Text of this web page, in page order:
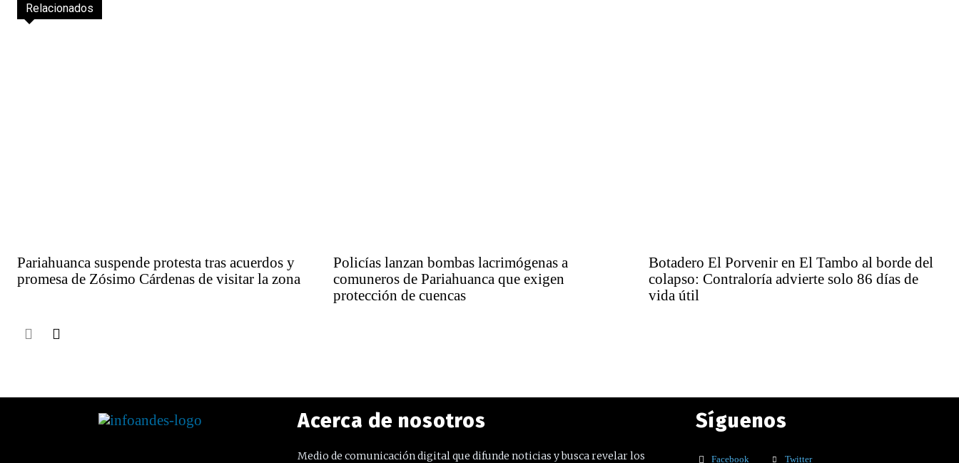
Relacionados
Pariahuanca suspende protesta tras acuerdos y
promesa de Zósimo Cárdenas de visitar la zona
Policías lanzan bombas lacrimógenas a
comuneros de Pariahuanca que exigen
protección de cuencas
Botadero El Porvenir en El Tambo al borde del
colapso: Contraloría advierte solo 86 días de
vida útil
Acerca de nosotros
Medio de comunicación digital que difunde noticias y busca revelar los
Síguenos
Facebook Twitter